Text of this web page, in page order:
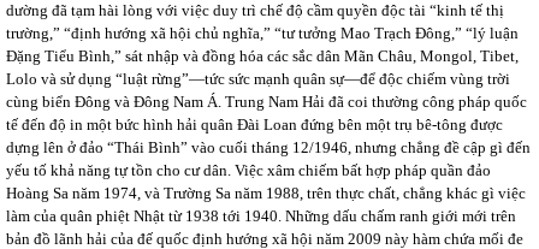
dường đã tạm hài lòng với việc duy trì chế độ cầm quyền độc tài “kinh tế thị
trường,” “định hướng xã hội chủ nghĩa,” “tư tưởng Mao Trạch Đông,” “lý luận
Đặng Tiểu Bình,” sát nhập và đồng hóa các sắc dân Mãn Châu, Mongol, Tibet,
Lolo và sử dụng “luật rừng”—tức sức mạnh quân sự—để độc chiếm vùng trời
cùng biển Đông và Đông Nam Á. Trung Nam Hải đã coi thường công pháp quốc
tế đến độ in một bức hình hải quân Đài Loan đứng bên một trụ bê-tông được
dựng lên ở đảo “Thái Bình” vào cuối tháng 12/1946, nhưng chẳng đề cập gì đến
yếu tố khả năng tự tồn cho cư dân. Việc xâm chiếm bất hợp pháp quần đảo
Hoàng Sa năm 1974, và Trường Sa năm 1988, trên thực chất, chẳng khác gì việc
làm của quân phiệt Nhật từ 1938 tới 1940. Những dấu chấm ranh giới mới trên
bản đồ lãnh hải của đế quốc định hướng xã hội năm 2009 này hàm chứa mối đe